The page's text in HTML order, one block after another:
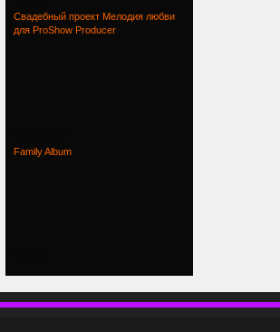
Свадебный проект Мелодия любви
для ProShow Producer
Family Album